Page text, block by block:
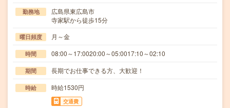
勤務地
広島県東広島市
寺家駅から徒歩15分
曜日頻度 月～金
時間 08:00～17:0020:00～05:0017:10～02:10
期間 長期でお仕事できる方、大歓迎！
時給 時給1530円
交通費